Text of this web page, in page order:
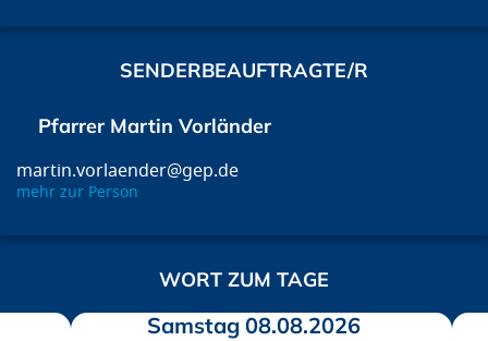
SENDERBEAUFTRAGTE/R
Pfarrer Martin Vorländer
martin.vorlaender@gep.de
mehr zur Person
WORT ZUM TAGE
Samstag 08.08.2026